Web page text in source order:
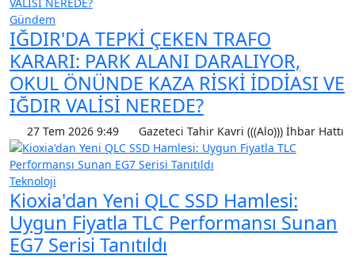
Gündem
IĞDIR'DA TEPKİ ÇEKEN TRAFO
KARARI: PARK ALANI DARALIYOR,
OKUL ÖNÜNDE KAZA RİSKİ İDDİASI VE
IĞDIR VALİSİ NEREDE?
27 Tem 2026 9:49 Gazeteci Tahir Kavri (((Alo))) İhbar Hattı
Teknoloji
Kioxia'dan Yeni QLC SSD Hamlesi:
Uygun Fiyatla TLC Performansı Sunan
EG7 Serisi Tanıtıldı